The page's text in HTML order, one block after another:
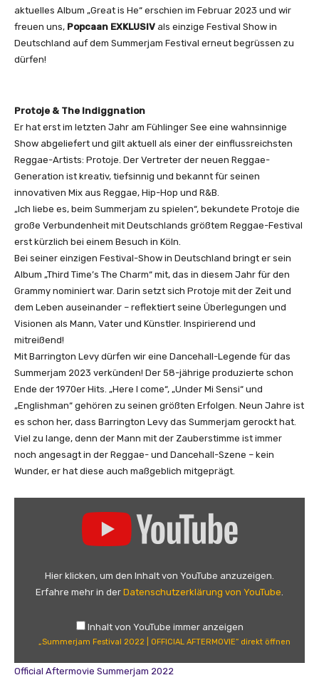
aktuelles Album „Great is He“ erschien im Februar 2023 und wir
freuen uns, Popcaan EXKLUSIV als einzige Festival Show in
Deutschland auf dem Summerjam Festival erneut begrüssen zu
dürfen!
Protoje & The Indiggnation
Er hat erst im letzten Jahr am Fühlinger See eine wahnsinnige
Show abgeliefert und gilt aktuell als einer der einflussreichsten
Reggae-Artists: Protoje. Der Vertreter der neuen Reggae-
Generation ist kreativ, tiefsinnig und bekannt für seinen
innovativen Mix aus Reggae, Hip-Hop und R&B.
„Ich liebe es, beim Summerjam zu spielen“, bekundete Protoje die
große Verbundenheit mit Deutschlands größtem Reggae-Festival
erst kürzlich bei einem Besuch in Köln.
Bei seiner einzigen Festival-Show in Deutschland bringt er sein
Album „Third Time’s The Charm“ mit, das in diesem Jahr für den
Grammy nominiert war. Darin setzt sich Protoje mit der Zeit und
dem Leben auseinander – reflektiert seine Überlegungen und
Visionen als Mann, Vater und Künstler. Inspirierend und
mitreißend!
Mit Barrington Levy dürfen wir eine Dancehall-Legende für das
Summerjam 2023 verkünden! Der 58-jährige produzierte schon
Ende der 1970er Hits. „Here I come“, „Under Mi Sensi“ und
„Englishman“ gehören zu seinen größten Erfolgen. Neun Jahre ist
es schon her, dass Barrington Levy das Summerjam gerockt hat.
Viel zu lange, denn der Mann mit der Zauberstimme ist immer
noch angesagt in der Reggae- und Dancehall-Szene – kein
Wunder, er hat diese auch maßgeblich mitgeprägt.
F
Hier klicken, um den Inhalt von YouTube anzuzeigen.
Erfahre mehr in der Datenschutzerklärung von YouTube
Inhalt von YouTube immer anzeigen
„Summerjam Festival 2022 | OFFICIAL AFTERMOVIE“ direkt öffnen
Official Aftermovie Summerjam 2022